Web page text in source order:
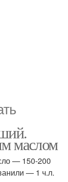
маслом
— 150-200
— 1 ч.л.